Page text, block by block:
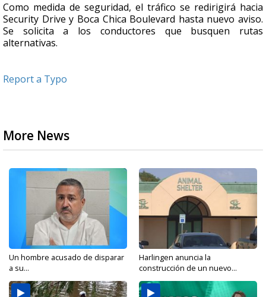
Como medida de seguridad, el tráfico se redirigirá hacia
Security Drive y Boca Chica Boulevard hasta nuevo aviso.
Se solicita a los conductores que busquen rutas
alternativas.
Report a Typo
More News
Un hombre acusado de disparar
a su...
Harlingen anuncia la
construcción de un nuevo...